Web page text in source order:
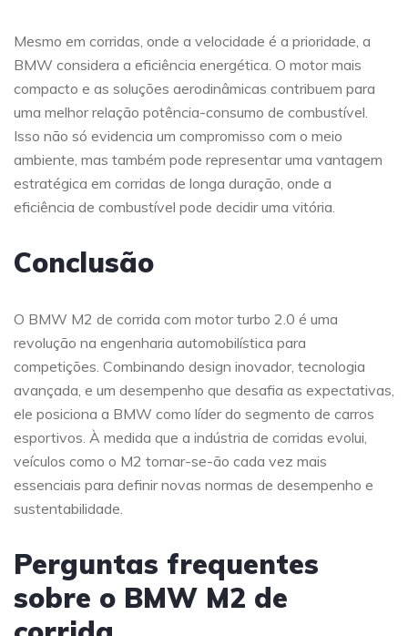
Mesmo em corridas, onde a velocidade é a prioridade, a
BMW considera a eficiência energética. O motor mais
compacto e as soluções aerodinâmicas contribuem para
uma melhor relação potência-consumo de combustível.
Isso não só evidencia um compromisso com o meio
ambiente, mas também pode representar uma vantagem
estratégica em corridas de longa duração, onde a
eficiência de combustível pode decidir uma vitória.
Conclusão
O BMW M2 de corrida com motor turbo 2.0 é uma
revolução na engenharia automobilística para
competições. Combinando design inovador, tecnologia
avançada, e um desempenho que desafia as expectativas,
ele posiciona a BMW como líder do segmento de carros
esportivos. À medida que a indústria de corridas evolui,
veículos como o M2 tornar-se-ão cada vez mais
essenciais para definir novas normas de desempenho e
sustentabilidade.
Perguntas frequentes
sobre o BMW M2 de